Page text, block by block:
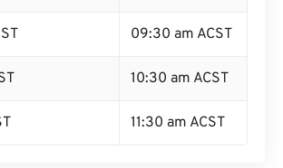
09:30 am ACST
10:30 am ACST
11:30 am ACST